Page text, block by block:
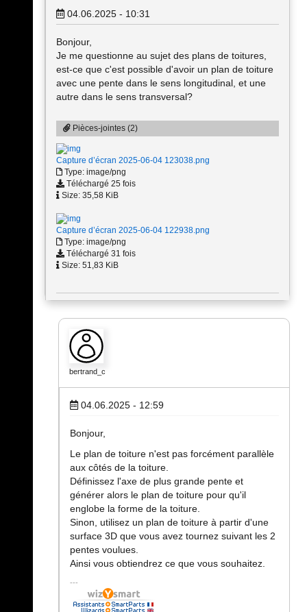
04.06.2025 - 10:31
Bonjour,
Je me questionne au sujet des plans de toitures,
est-ce que c'est possible d'avoir un plan de toiture
avec une pente dans le sens longitudinal, et une
autre dans le sens transversal?
Pièces-jointes (2)
Capture d’écran 2025-06-04 123038.png
Type: image/png
Téléchargé 25 fois
Size: 35,58 KiB
Capture d’écran 2025-06-04 122938.png
Type: image/png
Téléchargé 31 fois
Size: 51,83 KiB
bertrand_c
04.06.2025 - 12:59
Bonjour,
Le plan de toiture n'est pas forcément parallèle
aux côtés de la toiture.
Définissez l'axe de plus grande pente et
générer alors le plan de toiture pour qu'il
englobe la forme de la toiture.
Sinon, utilisez un plan de toiture à partir d'une
surface 3D que vous avez tournez suivant les 2
pentes voulues.
Ainsi vous obtiendrez ce que vous souhaitez.